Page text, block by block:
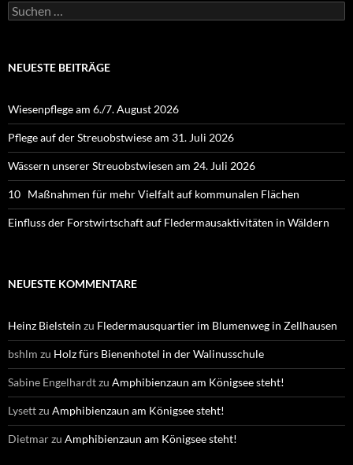
Suchen
nach:
NEUESTE BEITRÄGE
Wiesenpflege am 6./7. August 2026
Pflege auf der Streuobstwiese am 31. Juli 2026
Wässern unserer Streuobstwiesen am 24. Juli 2026
10 Maßnahmen für mehr Vielfalt auf kommunalen Flächen
Einfluss der Forstwirtschaft auf Fledermausaktivitäten in Wäldern
NEUESTE KOMMENTARE
Heinz Bielstein zu Fledermausquartier im Blumenweg in Zellhausen
bshlm zu Holz fürs Bienenhotel in der Walinusschule
Sabine Engelhardtzu Amphibienzaun am Königsee steht!
Lysettzu Amphibienzaun am Königsee steht!
Dietmarzu Amphibienzaun am Königsee steht!